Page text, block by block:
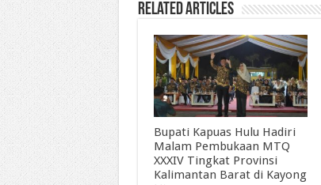
Related Articles
Bupati Kapuas Hulu Hadiri
Malam Pembukaan MTQ
XXXIV Tingkat Provinsi
Kalimantan Barat di Kayong